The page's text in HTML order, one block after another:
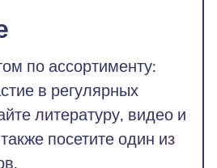
по ассортименту:
в регулярных
литературу, видео и
посетите один из